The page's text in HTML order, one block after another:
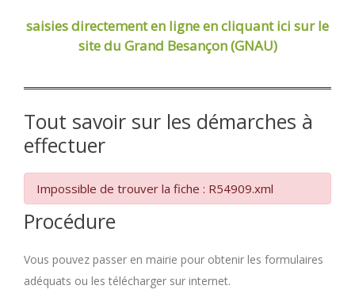
saisies directement en ligneen cliquant ici sur le
site du Grand Besançon (GNAU)
Tout savoir sur les démarches à
effectuer
Impossible de trouver la fiche : R54909.xml
Procédure
Vous pouvez passer en mairie pour obtenir les formulaires
adéquats ou les télécharger sur internet.